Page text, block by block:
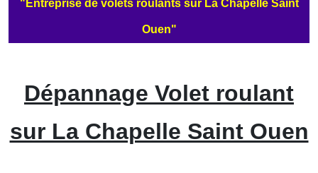
"Entreprise de volets roulants sur La Chapelle Saint
Ouen"
Dépannage Volet roulant
sur La Chapelle Saint Ouen